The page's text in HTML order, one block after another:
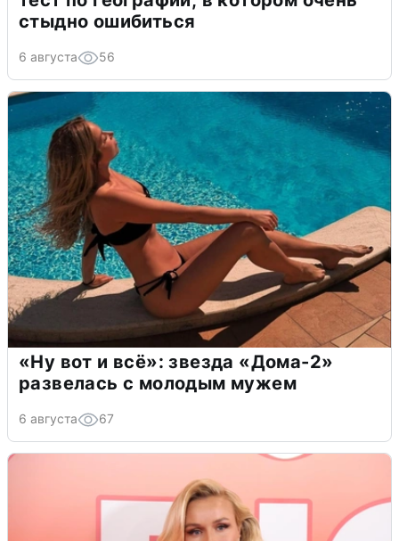
стыдно ошибиться
6 августа 56
«Ну вот и всё»: звезда «Дома-2»
развелась с молодым мужем
6 августа 67